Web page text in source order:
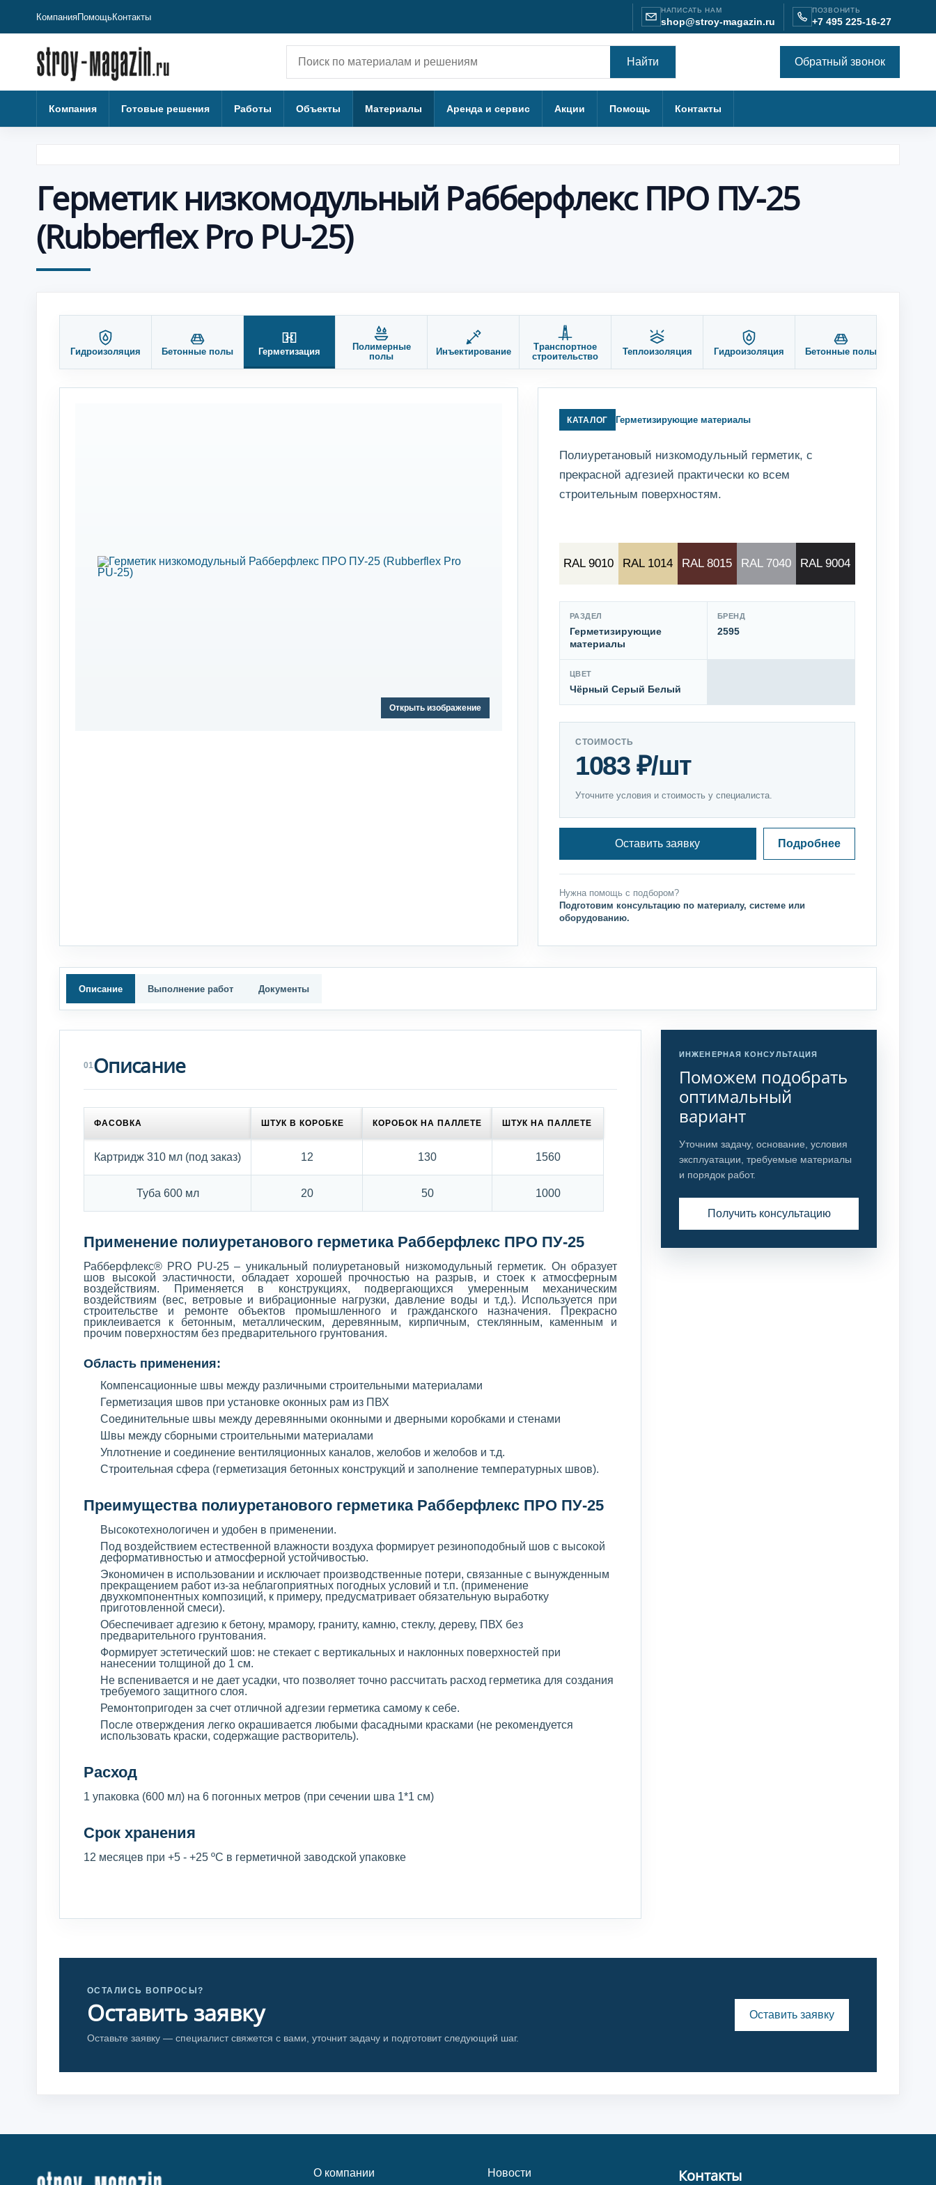
КомпанияПомощьКонтакты
НАПИСАТЬ НАМ
shop@stroy-magazin.ru
ПОЗВОНИТЬ
+7 495 225-16-27
Найти
Обратный звонок
Компания Готовые решения Работы Объекты Материалы Аренда и сервис Акции Помощь Контакты
Герметик низкомодульный Рабберфлекс ПРО ПУ-25
(Rubberflex Pro PU-25)
Гидроизоляция Бетонные полы Герметизация
Полимерные
полы
Инъектирование
Транспортное
строительство
Теплоизоляция Гидроизоляция Бетонные полы
Открыть изображение
КАТАЛОГ Герметизирующие материалы
Полиуретановый низкомодульный герметик, c
прекрасной адгезией практически ко всем
строительным поверхностям.
RAL 9010 RAL 1014 RAL 8015 RAL 7040 RAL 9004
РАЗДЕЛ
Герметизирующие
материалы
БРЕНД
2595
ЦВЕТ
Чёрный Серый Белый
СТОИМОСТЬ
1083 ₽/шт
Уточните условия и стоимость у специалиста.
Оставить заявку Подробнее
Нужна помощь с подбором?
Подготовим консультацию по материалу, системе или
оборудованию.
Описание Выполнение работ Документы
01Описание
ФАСОВКА ШТУК В КОРОБКЕ КОРОБОК НА ПАЛЛЕТЕ ШТУК НА ПАЛЛЕТЕ
Картридж 310 мл (под заказ) 12 130 1560
Туба 600 мл 20 50 1000
Применение полиуретанового герметика Рабберфлекс ПРО ПУ-25
Рабберфлекс® PRO PU-25 – уникальный полиуретановый низкомодульный герметик. Он образует
шов высокой эластичности, обладает хорошей прочностью на разрыв, и стоек к атмосферным
воздействиям. Применяется в конструкциях, подвергающихся умеренным механическим
воздействиям (вес, ветровые и вибрационные нагрузки, давление воды и т.д.). Используется при
строительстве и ремонте объектов промышленного и гражданского назначения. Прекрасно
приклеивается к бетонным, металлическим, деревянным, кирпичным, стеклянным, каменным и
прочим поверхностям без предварительного грунтования.
Область применения:
Компенсационные швы между различными строительными материалами
Герметизация швов при установке оконных рам из ПВХ
Соединительные швы между деревянными оконными и дверными коробками и стенами
Швы между сборными строительными материалами
Уплотнение и соединение вентиляционных каналов, желобов и желобов и т.д.
Строительная сфера (герметизация бетонных конструкций и заполнение температурных швов).
Преимущества полиуретанового герметика Рабберфлекс ПРО ПУ-25
Высокотехнологичен и удобен в применении.
Под воздействием естественной влажности воздуха формируeт резиноподобный шов с высокой
деформативностью и атмосферной устойчивостью.
Экономичен в использовании и исключает производственные потери, связанные с вынужденным
прекращением работ из-за неблагоприятных погодных условий и т.п. (применение
двухкомпонентных композиций, к примеру, предусматривает обязательную выработку
приготовленной смеси).
Обеспечивает адгезию к бетону, мрамору, граниту, камню, стеклу, дереву, ПВХ без
предварительного грунтования.
Формирует эстетический шов: не стекает с вертикальных и наклонных поверхностей при
нанесении толщиной до 1 см.
Не вспенивается и не дает усадки, что позволяет точно рассчитать расход герметика для создания
требуемого защитного слоя.
Ремонтопригоден за счет отличной адгезии герметика самому к себе.
После отверждения легко окрашивается любыми фасадными красками (не рекомендуется
использовать краски, содержащие растворитель).
Расход
1 упаковка (600 мл) на 6 погонных метров (при сечении шва 1*1 см)
Срок хранения
12 месяцев при +5 - +25 ºС в герметичной заводской упаковке
ИНЖЕНЕРНАЯ КОНСУЛЬТАЦИЯ
Поможем подобрать
оптимальный
вариант
Уточним задачу, основание, условия
эксплуатации, требуемые материалы
и порядок работ.
Получить консультацию
ОСТАЛИСЬ ВОПРОСЫ?
Оставить заявку
Оставьте заявку — специалист свяжется с вами, уточнит задачу и подготовит следующий шаг.
Оставить заявку
О компании Новости Контакты